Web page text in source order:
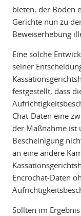
bieten, der Boden
Gerichte nun zu
Beweiserhebung
Eine solche
seiner
festgestellt, dass
Chat-Daten eine
der Maßnahme ist
Bescheinigung
an eine andere
Encrochat-Daten
Sollten im